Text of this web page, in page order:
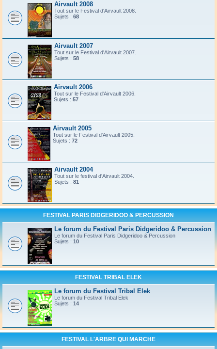
Airvault 2008
Tout sur le Festival d'Airvault 2008.
Sujets : 68
Airvault 2007
Tout sur le Festival d'Airvault 2007.
Sujets : 58
Airvault 2006
Tout sur le Festival d'Airvault 2006.
Sujets : 57
Airvault 2005
Tout sur le Festival d'Airvault 2005.
Sujets : 72
Airvault 2004
Tout sur le festival d'Airvault 2004.
Sujets : 81
FESTIVAL PARIS DIDGERIDOO & PERCUSSION
Le forum du Festival Paris Didgeridoo & Percussion
Le forum du Festival Paris Didgeridoo & Percussion
Sujets : 10
FESTIVAL TRIBAL ELEK
Le forum du Festival Tribal Elek
Le forum du Festival Tribal Elek
Sujets : 14
FESTIVAL L'ARBRE QUI MARCHE